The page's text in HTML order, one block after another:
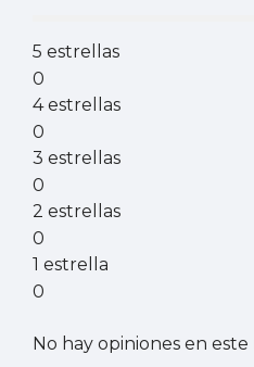
5 estrellas
0
4 estrellas
0
3 estrellas
0
2 estrellas
0
1 estrella
0
No hay opiniones en